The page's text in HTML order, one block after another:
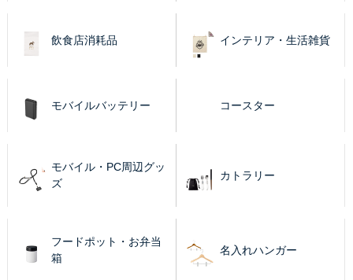
飲食店消耗品 インテリア・生活雑貨
モバイルバッテリー コースター
モバイル・PC周辺グッ
ズ
カトラリー
フードポット・お弁当
箱
名入れハンガー